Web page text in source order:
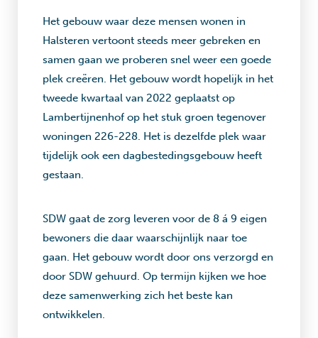
Het gebouw waar deze mensen wonen in
Halsteren vertoont steeds meer gebreken en
samen gaan we proberen snel weer een goede
plek creëren. Het gebouw wordt hopelijk in het
tweede kwartaal van 2022 geplaatst op
Lambertijnenhof op het stuk groen tegenover
woningen 226-228. Het is dezelfde plek waar
tijdelijk ook een dagbestedingsgebouw heeft
gestaan.
SDW gaat de zorg leveren voor de 8 á 9 eigen
bewoners die daar waarschijnlijk naar toe
gaan. Het gebouw wordt door ons verzorgd en
door SDW gehuurd. Op termijn kijken we hoe
deze samenwerking zich het beste kan
ontwikkelen.